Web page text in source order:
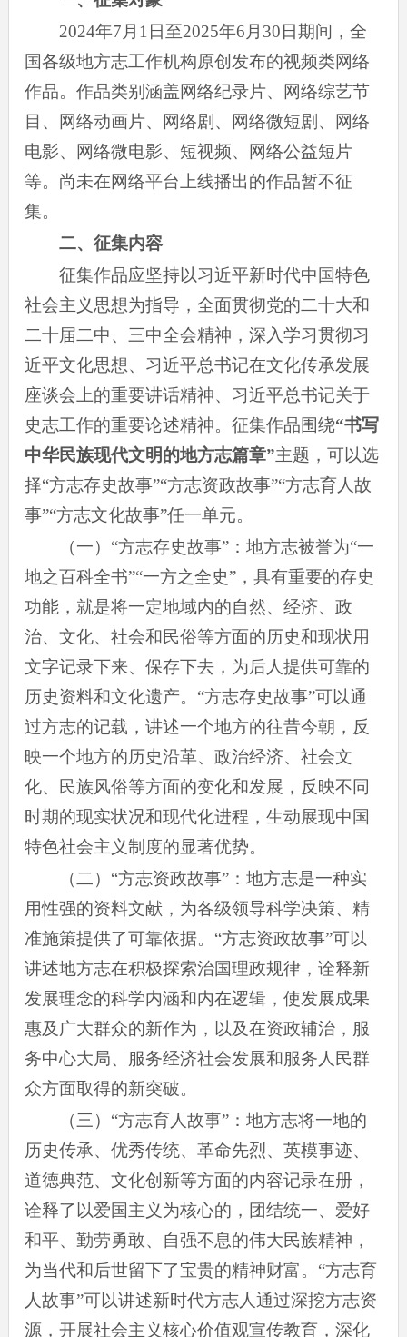
2024年7月1日至2025年6月30日期间，全
国各级地方志工作机构原创发布的视频类网络
作品。作品类别涵盖网络纪录片、网络综艺节
目、网络动画片、网络剧、网络微短剧、网络
电影、网络微电影、短视频、网络公益短片
等。尚未在网络平台上线播出的作品暂不征
集。
二、征集内容
征集作品应坚持以习近平新时代中国特色
社会主义思想为指导，全面贯彻党的二十大和
二十届二中、三中全会精神，深入学习贯彻习
近平文化思想、习近平总书记在文化传承发展
座谈会上的重要讲话精神、习近平总书记关于
史志工作的重要论述精神。征集作品围绕“书写
中华民族现代文明的地方志篇章”主题，可以选
择“方志存史故事”“方志资政故事”“方志育人故
事”“方志文化故事”任一单元。
（一）“方志存史故事”：地方志被誉为“一
地之百科全书”“一方之全史”，具有重要的存史
功能，就是将一定地域内的自然、经济、政
治、文化、社会和民俗等方面的历史和现状用
文字记录下来、保存下去，为后人提供可靠的
历史资料和文化遗产。“方志存史故事”可以通
过方志的记载，讲述一个地方的往昔今朝，反
映一个地方的历史沿革、政治经济、社会文
化、民族风俗等方面的变化和发展，反映不同
时期的现实状况和现代化进程，生动展现中国
特色社会主义制度的显著优势。
（二）“方志资政故事”：地方志是一种实
用性强的资料文献，为各级领导科学决策、精
准施策提供了可靠依据。“方志资政故事”可以
讲述地方志在积极探索治国理政规律，诠释新
发展理念的科学内涵和内在逻辑，使发展成果
惠及广大群众的新作为，以及在资政辅治，服
务中心大局、服务经济社会发展和服务人民群
众方面取得的新突破。
（三）“方志育人故事”：地方志将一地的
历史传承、优秀传统、革命先烈、英模事迹、
道德典范、文化创新等方面的内容记录在册，
诠释了以爱国主义为核心的，团结统一、爱好
和平、勤劳勇敢、自强不息的伟大民族精神，
为当代和后世留下了宝贵的精神财富。“方志育
人故事”可以讲述新时代方志人通过深挖方志资
源，开展社会主义核心价值观宣传教育，深化